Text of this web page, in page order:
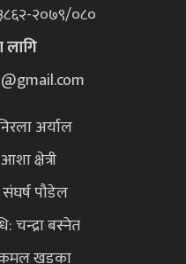
२०७९/०८०
लागि
अर्याल
क्षेत्री
संघर्ष पौडेल
चन्द्रा बस्नेत
कमल खड्का